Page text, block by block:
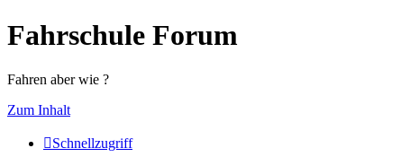
Fahrschule Forum
Fahren aber wie ?
Zum Inhalt
Schnellzugriff